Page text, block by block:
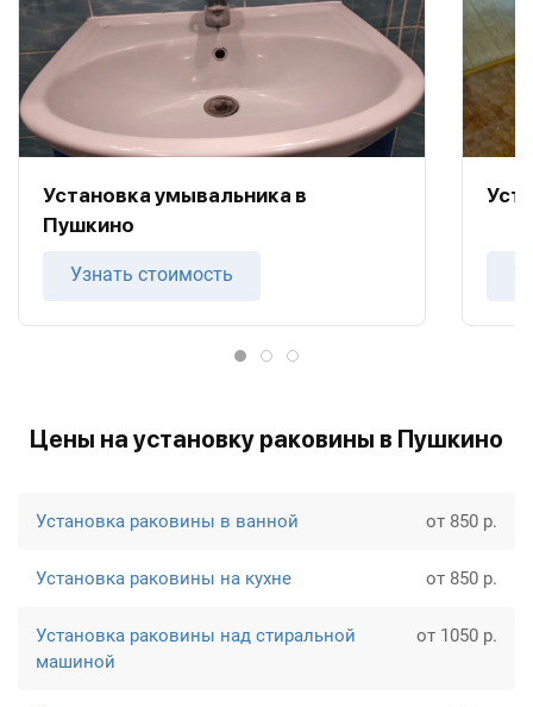
Установка умывальника в
Пушкино
Узнать стоимость
Цены на установку раковины в Пушкино
Установка раковины в ванной от 850 р.
Установка раковины на кухне от 850 р.
Установка раковины над стиральной
машиной
от 1050 р.